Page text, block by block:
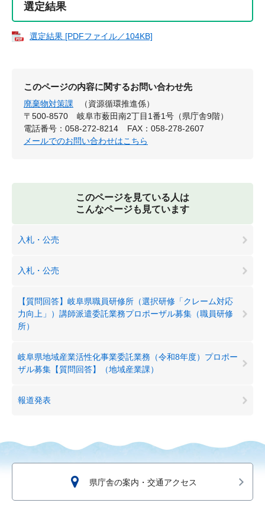
選定結果
選定結果 [PDFファイル／104KB]
このページの内容に関するお問い合わせ先
廃棄物対策課
（資源循環推進係）
〒500-8570
岐阜市薮田南2丁目1番1号（県庁舎9階）
電話番号：058-272-8214
FAX：058-278-2607
メールでのお問い合わせはこちら
このページを見ている人は
こんなページも見ています
入札・公売
入札・公売
【質問回答】岐阜県職員研修所（選択研修「クレーム対応
力向上」）講師派遣委託業務プロポーザル募集（職員研修
所）
岐阜県地域産業活性化事業委託業務（令和8年度）プロポー
ザル募集【質問回答】（地域産業課）
報道発表
県庁舎の案内・交通アクセス